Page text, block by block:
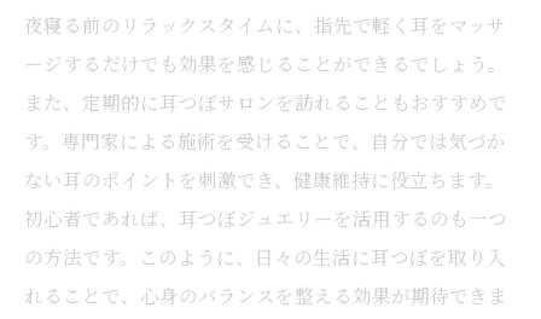
夜寝る前のリラックスタイムに、指先で軽く耳をマッサ
ージするだけでも効果を感じることができるでしょう。
また、定期的に耳つぼサロンを訪れることもおすすめで
す。専門家による施術を受けることで、自分では気づか
ない耳のポイントを刺激でき、健康維持に役立ちます。
初心者であれば、耳つぼジュエリーを活用するのも一つ
の方法です。このように、日々の生活に耳つぼを取り入
れることで、心身のバランスを整える効果が期待できま